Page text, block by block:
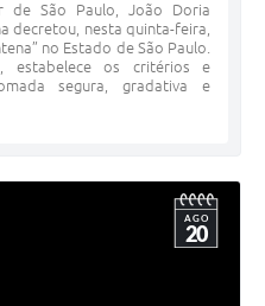
de São Paulo, João Doria
decretou, nesta quinta-feira,
no Estado de São Paulo.
estabelece os critérios e
segura, gradativa e
AGO
20